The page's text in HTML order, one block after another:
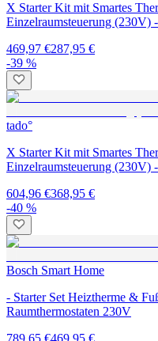
X Starter Kit mit Smartes
Einzelraumsteuerung (230V)
469,97 €287,95 €
-39 %
tado°
X Starter Kit mit Smartes
Einzelraumsteuerung (230V)
604,96 €368,95 €
-40 %
Bosch Smart Home
- Starter Set Heiztherme &
Raumthermostaten 230V